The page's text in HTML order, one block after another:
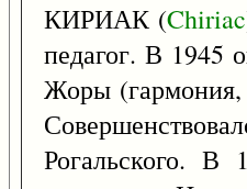
КИРИАК (Chiriac
педагог. В 1945
Жоры
Рогальского. В